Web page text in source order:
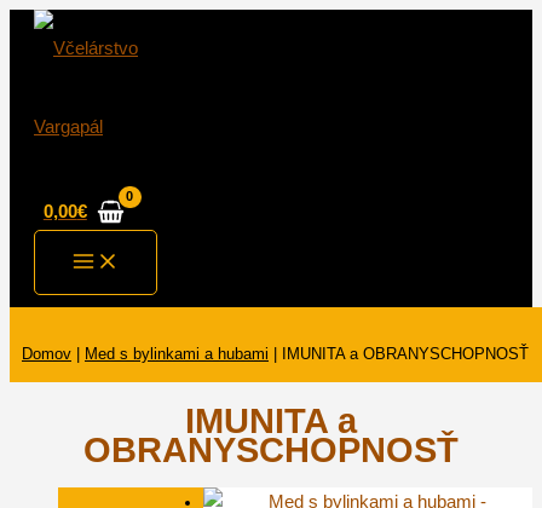
Preskočiť
0,00€
Main
Domov Med s bylinkami a hubami IMUNITA a OBRANYSCHOPNOSŤ
IMUNITA a
OBRANYSCHOPNOSŤ